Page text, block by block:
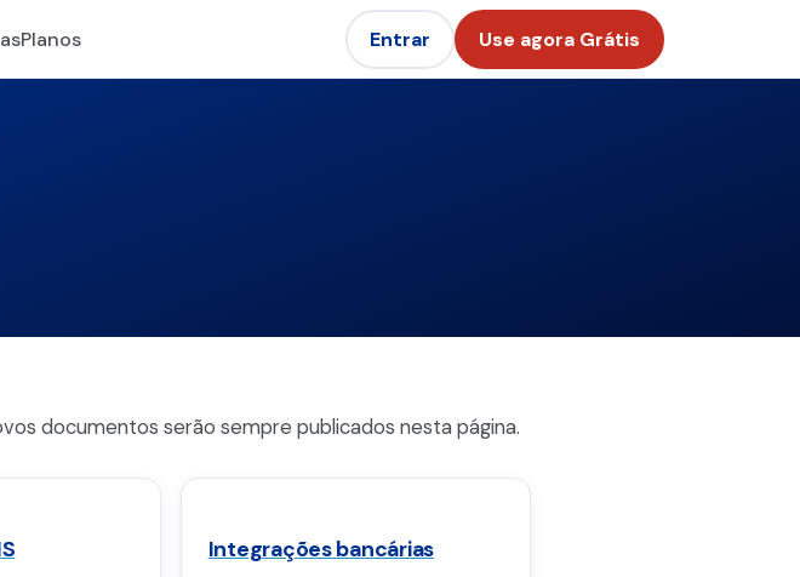
Planos Entrar Use agora Grátis
documentos serão sempre publicados nesta página.
Integrações bancárias